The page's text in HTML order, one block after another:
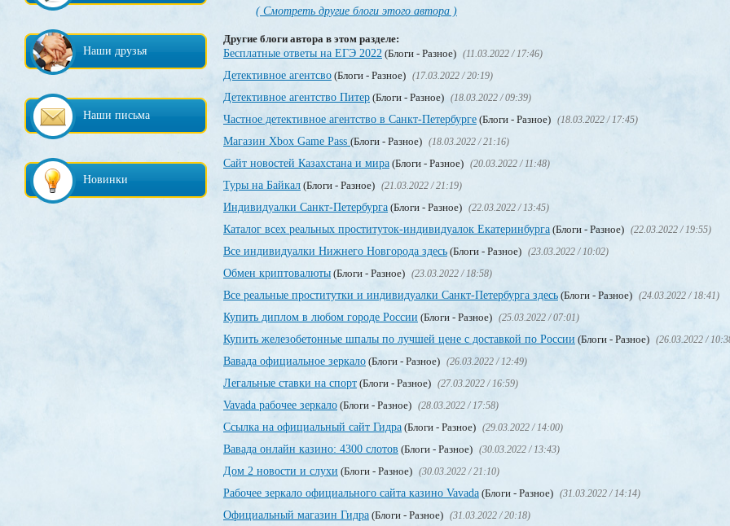
Наши друзья
Наши письма
Новинки
( Смотреть другие блоги этого автора )
Другие блоги автора в этом разделе:
Бесплатные ответы на ЕГЭ 2022 (Блоги - Разное) (11.03.2022 / 17:46)
Детективное агентсво (Блоги - Разное) (17.03.2022 / 20:19)
Детективное агентство Питер (Блоги - Разное) (18.03.2022 / 09:39)
Частное детективное агентство в Санкт-Петербурге (Блоги - Разное) (18.03.2022 / 17:45)
Магазин Xbox Game Pass (Блоги - Разное) (18.03.2022 / 21:16)
Сайт новостей Казахстана и мира (Блоги - Разное) (20.03.2022 / 11:48)
Туры на Байкал (Блоги - Разное) (21.03.2022 / 21:19)
Индивидуалки Санкт-Петербурга (Блоги - Разное) (22.03.2022 / 13:45)
Каталог всех реальных проституток-индивидуалок Екатеринбурга (Блоги - Разное) (22.03.2022 / 19:55)
Все индивидуалки Нижнего Новгорода здесь (Блоги - Разное) (23.03.2022 / 10:02)
Обмен криптовалюты (Блоги - Разное) (23.03.2022 / 18:58)
Все реальные проститутки и индивидуалки Санкт-Петербурга здесь (Блоги - Разное) (24.03.2022 / 18:41)
Купить диплом в любом городе России (Блоги - Разное) (25.03.2022 / 07:01)
Купить железобетонные шпалы по лучшей цене с доставкой по России (Блоги - Разное) (26.03.2022 /
Вавада официальное зеркало (Блоги - Разное) (26.03.2022 / 12:49)
Легальные ставки на спорт (Блоги - Разное) (27.03.2022 / 16:59)
Vavada рабочее зеркало (Блоги - Разное) (28.03.2022 / 17:58)
Ссылка на официальный сайт Гидра (Блоги - Разное) (29.03.2022 / 14:00)
Вавада онлайн казино: 4300 слотов (Блоги - Разное) (30.03.2022 / 13:43)
Дом 2 новости и слухи (Блоги - Разное) (30.03.2022 / 21:10)
Рабочее зеркало официального сайта казино Vavada (Блоги - Разное) (31.03.2022 / 14:14)
Официальный магазин Гидра (Блоги - Разное) (31.03.2022 / 20:18)